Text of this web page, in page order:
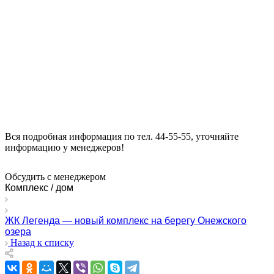
Вся подробная информация по тел. 44-55-55, уточняйте
информацию у менеджеров!
Обсудить с менеджером
Комплекс / дом
ЖК Легенда — новый комплекс на берегу Онежского
озера
Назад к списку